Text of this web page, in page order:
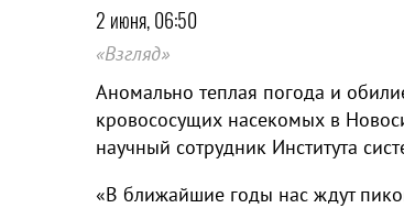
2 июня, 06:50
«Взгляд»
Аномально теплая погода и
кровососущих насекомых в
научный сотрудник Института
«В ближайшие годы нас ждут